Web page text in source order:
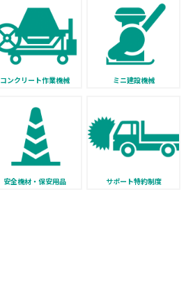
コンクリート作業機械 ミニ建設機械
安全機材・保安用品 サポート特約制度